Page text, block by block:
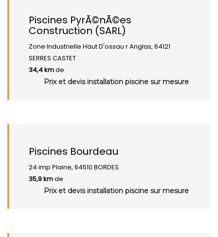
Piscines PyrÃ©nÃ©es
Construction (SARL)
Zone Industrielle Haut D'ossau r Anglas, 64121
SERRES CASTET
34,4 kmde
Prix et devis installation piscine sur mesure
Piscines Bourdeau
24 imp Plaine, 64510 BORDES
35,9 kmde
Prix et devis installation piscine sur mesure